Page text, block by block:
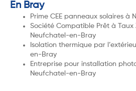
En Bray
Prime CEE panneaux solaires
Société Compatible Prêt à Taux
Neufchatel-en-Bray
Isolation thermique par
en-Bray
Entreprise pour installation
Neufchatel-en-Bray